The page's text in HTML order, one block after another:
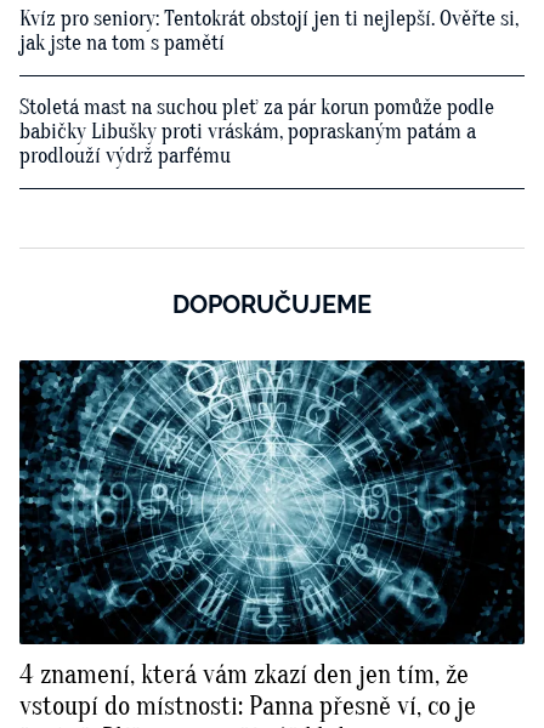
Kvíz pro seniory: Tentokrát obstojí jen ti nejlepší. Ověřte si,
jak jste na tom s pamětí
Stoletá mast na suchou pleť za pár korun pomůže podle
babičky Libušky proti vráskám, popraskaným patám a
prodlouží výdrž parfému
DOPORUČUJEME
4 znamení, která vám zkazí den jen tím, že
vstoupí do místnosti: Panna přesně ví, co je